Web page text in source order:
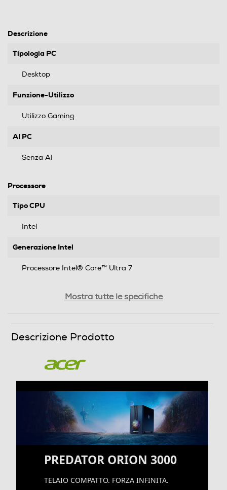
Descrizione
Tipologia PC
Desktop
Funzione-Utilizzo
Utilizzo Gaming
AI PC
Senza AI
Processore
Tipo CPU
Intel
Generazione Intel
Processore Intel® Core™ Ultra 7
NPU (Tops)
13
Velocità del processore in GHz
Velocità clock Turbo (Ghz)
Mostra tutte le specifiche
Descrizione Prodotto
PREDATOR ORION 3000
TELAIO COMPATTO. FORZA INFINITA.